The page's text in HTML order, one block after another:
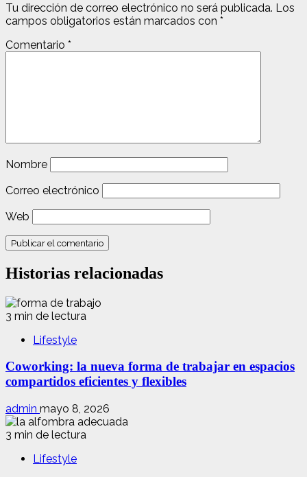
Tu dirección de correo electrónico no será publicada. Los
campos obligatorios están marcados con *
Comentario *
Nombre
Correo electrónico
Web
Historias relacionadas
3 min de lectura
Lifestyle
Coworking: la nueva forma de trabajar en espacios
compartidos eficientes y flexibles
admin mayo 8, 2026
3 min de lectura
Lifestyle